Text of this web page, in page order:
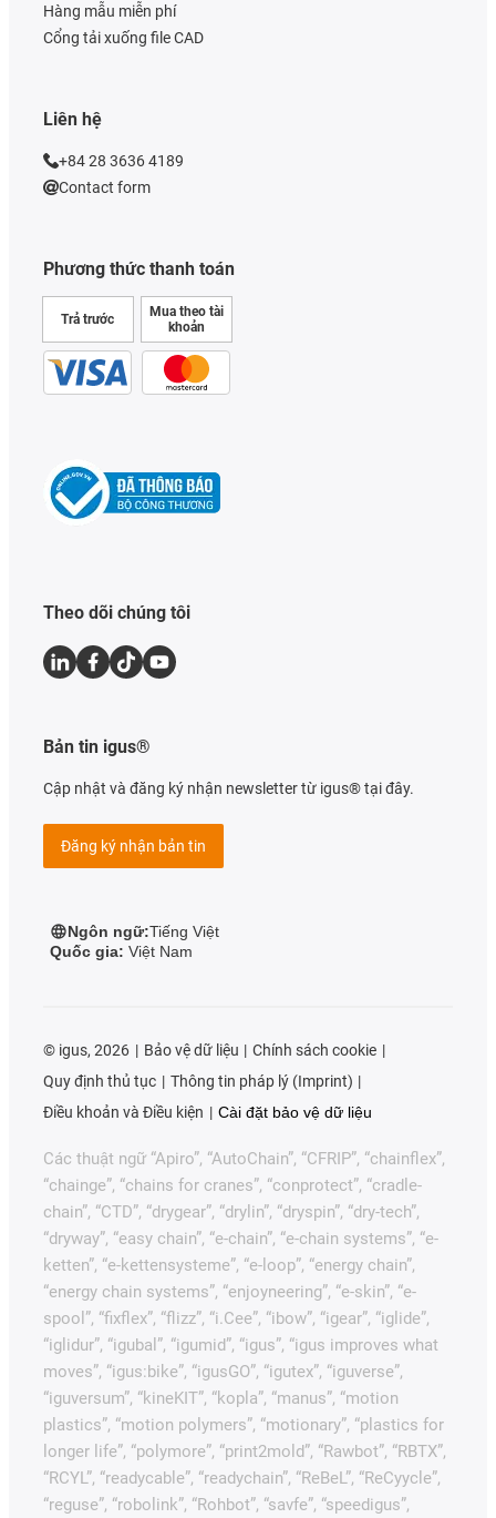
Phương thức thanh toán
Trả trước
Mua theo tài
khoản
Hàng mẫu miễn phí
Cổng tải xuống file CAD
Liên hệ
+84 28 3636 4189
Contact form
Theo dõi chúng tôi
Bản tin igus®
Cập nhật và đăng ký nhận newsletter từ igus® tại đây.
Đăng ký nhận bản tin
Ngôn ngữ:Tiếng Việt
Quốc gia: Việt Nam
© igus, 2026 Bảo vệ dữ liệu
Chính sách cookie
Quy định thủ tục
Thông tin pháp lý (Imprint)
Điều khoản và Điều kiện
Cài đặt bảo vệ dữ liệu
Các thuật ngữ “Apiro”, “AutoChain”, “CFRIP”, “chainflex”,
“chainge”, “chains for cranes”, “conprotect”, “cradle-
chain”, “CTD”, “drygear”, “drylin”, “dryspin”, “dry-tech”,
“dryway”, “easy chain”, “e-chain”, “e-chain systems”, “e-
ketten”, “e-kettensysteme”, “e-loop”, “energy chain”,
“energy chain systems”, “enjoyneering”, “e-skin”, “e-
spool”, “fixflex”, “flizz”, “i.Cee”, “ibow”, “igear”, “iglide”,
“iglidur”, “igubal”, “igumid”, “igus”, “igus improves what
moves”, “igus:bike”, “igusGO”, “igutex”, “iguverse”,
“iguversum”, “kineKIT”, “kopla”, “manus”, “motion
plastics”, “motion polymers”, “motionary”, “plastics for
longer life”, “polymore”, “print2mold”, “Rawbot”, “RBTX”,
“RCYL”, “readycable”, “readychain”, “ReBeL”, “ReCyycle”,
“reguse”, “robolink”, “Rohbot”, “savfe”, “speedigus”,